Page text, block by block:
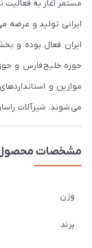
مستمر آغاز به
ایرانی تولید و عرضه
ایران فعال بوده و
موازین و
می شوند. شیرآلات راسان دارای 5 سال گارانتی و
مشخصات
وزن
برند